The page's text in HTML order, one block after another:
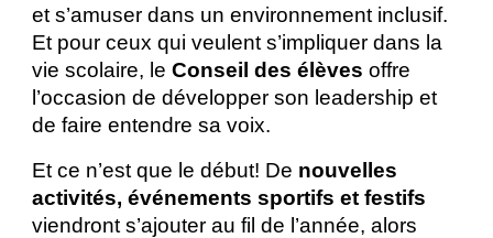
et s’amuser dans un environnement inclusif.
Et pour ceux qui veulent s’impliquer dans la
vie scolaire, leConseil des élèves offre
l’occasion de développer son leadership et
de faire entendre sa voix.
Et ce n’est que le début! De nouvelles
activités, événements sportifs et festifs
viendront s’ajouter au fil de l’année, alors